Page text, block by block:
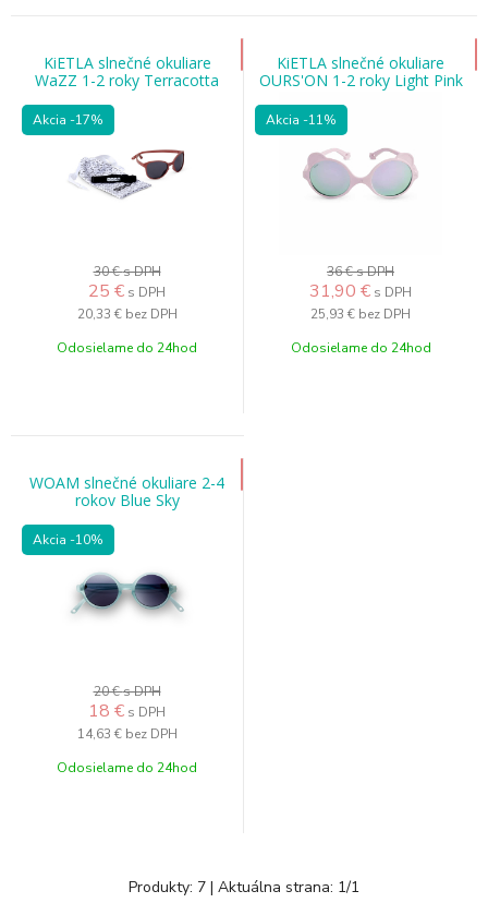
KiETLA slnečné okuliare
WaZZ 1-2 roky Terracotta
Akcia -17%
30 €s DPH
25 € s DPH
20,33 € bez DPH
Odosielame do 24hod
KiETLA slnečné okuliare
OURS'ON 1-2 roky Light Pink
Akcia -11%
36 €s DPH
31,90 € s DPH
25,93 € bez DPH
Odosielame do 24hod
WOAM slnečné okuliare 2-4
rokov Blue Sky
Akcia -10%
20 €s DPH
18 € s DPH
14,63 € bez DPH
Odosielame do 24hod
Produkty: 7 | Aktuálna strana: 1/1